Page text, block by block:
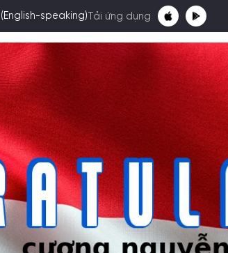
(English-speaking) Tải ứng dụng